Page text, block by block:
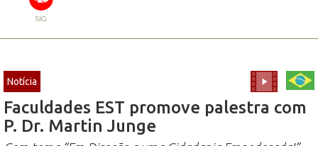
SIG
Notícia
Faculdades EST promove palestra com
P. Dr. Martin Junge